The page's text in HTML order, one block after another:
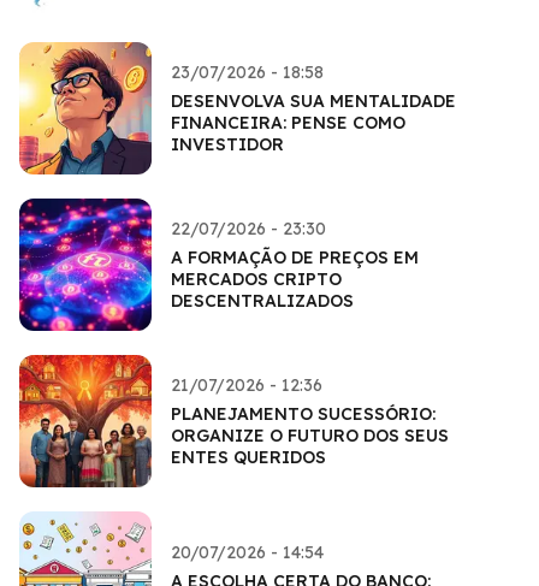
23/07/2026 - 18:58
DESENVOLVA SUA MENTALIDADE
FINANCEIRA: PENSE COMO
INVESTIDOR
22/07/2026 - 23:30
A FORMAÇÃO DE PREÇOS EM
MERCADOS CRIPTO
DESCENTRALIZADOS
21/07/2026 - 12:36
PLANEJAMENTO SUCESSÓRIO:
ORGANIZE O FUTURO DOS SEUS
ENTES QUERIDOS
20/07/2026 - 14:54
A ESCOLHA CERTA DO BANCO: